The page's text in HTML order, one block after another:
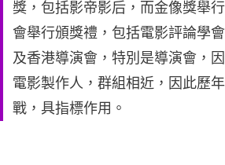
獎，包括影帝影后，而金像獎舉
會舉行頒獎禮，包括電影評論學
及香港導演會，特別是導演會，
電影製作人，群組相近，因此歷
戰，具指標作用。